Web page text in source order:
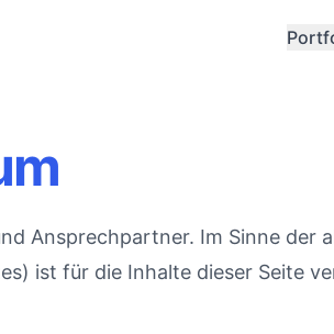
Ansprechpartner. Im Sinne der
ist für die Inhalte dieser Seite